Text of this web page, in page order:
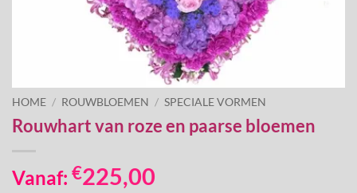
HOME / ROUWBLOEMEN / SPECIALE VORMEN
Rouwhart van roze en paarse bloemen
Vanaf: €225,00